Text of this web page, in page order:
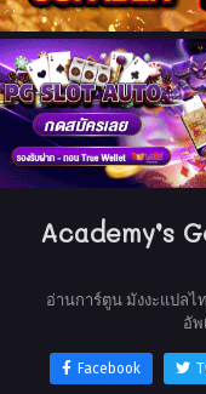
Academy’s
อ่านการ์ตูน มังงะแปลไ
อัพ
Facebook